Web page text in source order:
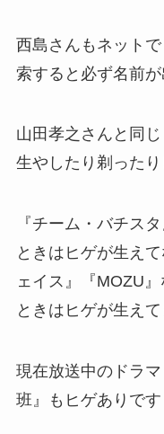
西島さんもネット
索すると必ず名前が
山田孝之さんと同
生やしたり剃ったり
『チーム・バチス
ときはヒゲが生え
ェイス』『MOZU
ときはヒゲが生えて
現在放送中のドラ
班』もヒゲありです